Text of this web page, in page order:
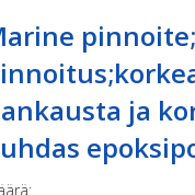
ja